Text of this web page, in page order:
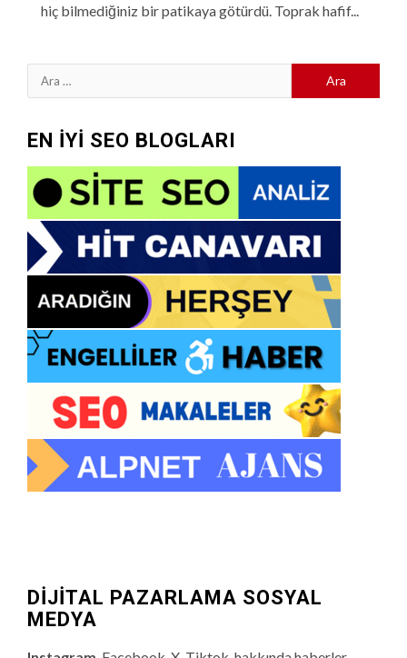
hiç bilmediğiniz bir patikaya götürdü. Toprak hafif...
Arama:
EN İYİ SEO BLOGLARI
DİJİTAL PAZARLAMA SOSYAL
MEDYA